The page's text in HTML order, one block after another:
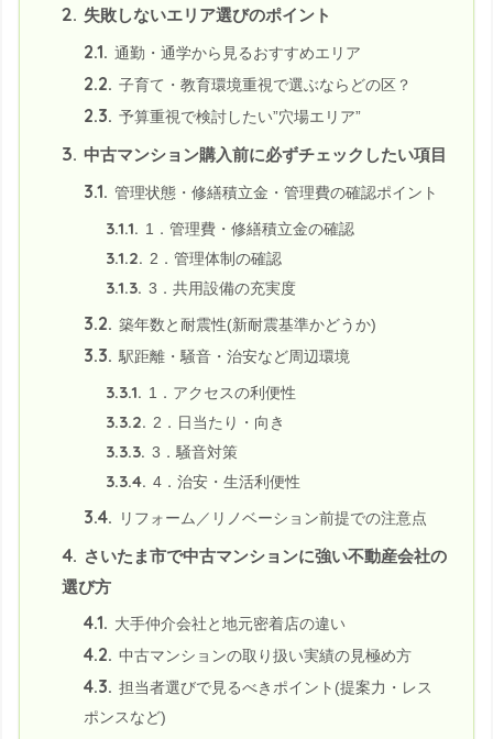
2. 失敗しないエリア選びのポイント
2.1. 通勤・通学から見るおすすめエリア
2.2. 子育て・教育環境重視で選ぶならどの区？
2.3. 予算重視で検討したい”穴場エリア”
3. 中古マンション購入前に必ずチェックしたい項目
3.1. 管理状態・修繕積立金・管理費の確認ポイント
3.1.1. 1．管理費・修繕積立金の確認
3.1.2. 2．管理体制の確認
3.1.3. 3．共用設備の充実度
3.2. 築年数と耐震性(新耐震基準かどうか)
3.3. 駅距離・騒音・治安など周辺環境
3.3.1. 1．アクセスの利便性
3.3.2. 2．日当たり・向き
3.3.3. 3．騒音対策
3.3.4. 4．治安・生活利便性
3.4. リフォーム／リノベーション前提での注意点
4. さいたま市で中古マンションに強い不動産会社の
選び方
4.1. 大手仲介会社と地元密着店の違い
4.2. 中古マンションの取り扱い実績の見極め方
4.3. 担当者選びで見るべきポイント(提案力・レス
ポンスなど)